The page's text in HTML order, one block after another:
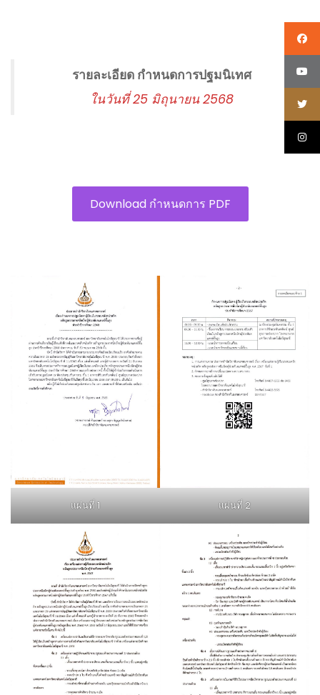
รายละเอียด กำหนดการปฐมนิเทศ
ในวันที่ 25 มิถุนายน 2568
Download กำหนดการ PDF
แผ่นที่ 1 แผ่นที่ 2